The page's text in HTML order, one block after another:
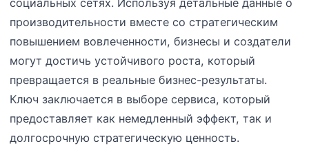
социальных сетях. Используя детальные данные о
производительности вместе со стратегическим
повышением вовлеченности, бизнесы и создатели
могут достичь устойчивого роста, который
превращается в реальные бизнес-результаты.
Ключ заключается в выборе сервиса, который
предоставляет как немедленный эффект, так и
долгосрочную стратегическую ценность.